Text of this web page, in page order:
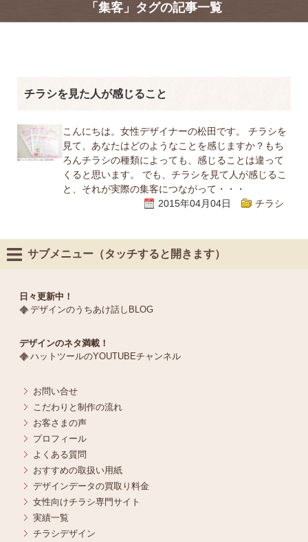
「集客」タグの記事一覧
チラシを見た人が感じること
こんにちは。女性デザイナーの松田です。 チラシを
見て、あなたはどのようなことを感じますか？もち
ろんチラシの種類によっても、感じることは違って
くると思います。 でも、チラシを見て人が感じるこ
と、それが実際の集客につながって・・・
2015年04月04日
チラシ
サブメニュー（タッチすると開きます）
日々更新中！
デザインのうちあけ話しBLOG
デザインのネタ満載！
ハットツールのYOUTUBEチャンネル
お問い合せ
こだわりと制作の流れ
お客さまの声
プロフィール
よくある質問
おすすめの取扱い用紙
デザインデータの買取り料金
女性向けチラシ専門サイト
実績一覧
チラシデザイン